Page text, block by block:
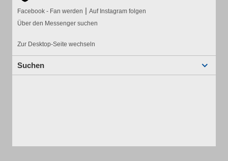
Facebook - Fan werden | Auf Instagram folgen
Über den Messenger suchen
Zur Desktop-Seite wechseln
Suchen